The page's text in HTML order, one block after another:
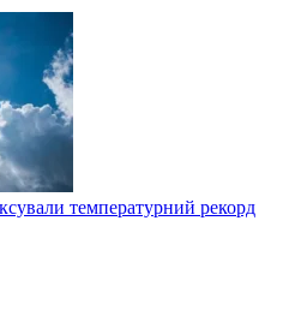
температурний рекорд